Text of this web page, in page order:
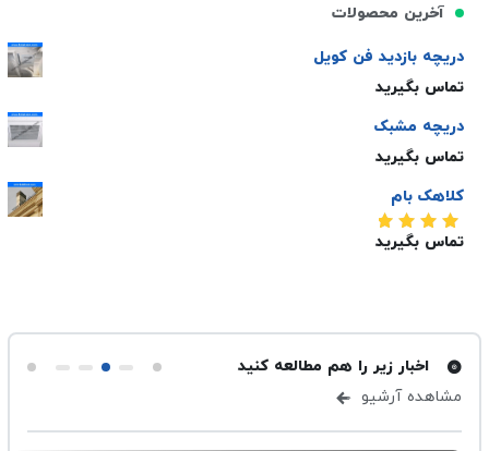
آخرین محصولات
دریچه بازدید فن کویل
تماس بگیرید
دریچه مشبک
تماس بگیرید
کلاهک بام
امتیاز 5.00
تماس بگیرید
اخبار زیر را هم مطالعه کنید
مشاهده آرشیو
ارسال شده در ۴ اسفند ۱۴۰۳
دریچه کولر چیست؟